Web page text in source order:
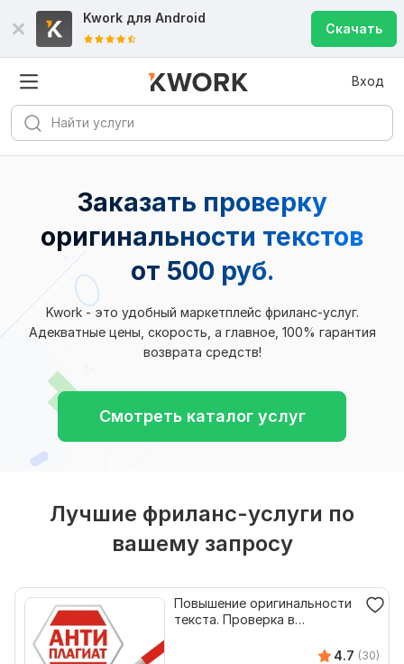
Kwork для Android
Скачать
Вход
Заказать проверку
оригинальности текстов
от 500 руб.
Kwork - это удобный маркетплейс фриланс-услуг.
Адекватные цены, скорость, а главное, 100% гарантия
возврата средств!
Смотреть каталог услуг
Лучшие фриланс-услуги по
вашему запросу
Повышение оригинальности
текста. Проверка в
4.7 (30)